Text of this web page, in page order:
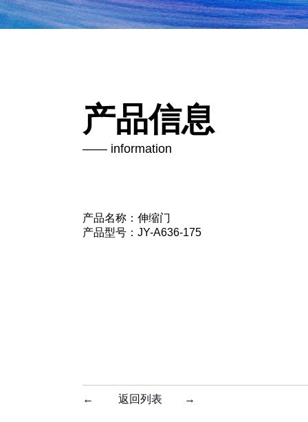
产品信息
—— information
产品名称：伸缩门
产品型号：JY-A636-175
← 返回列表 →